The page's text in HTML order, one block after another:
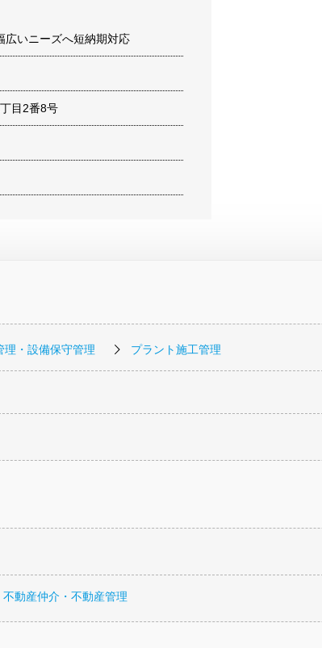
広いニーズへ短納期対応
目2番8号
理・設備保守管理 プラント施工管理
動産仲介・不動産管理